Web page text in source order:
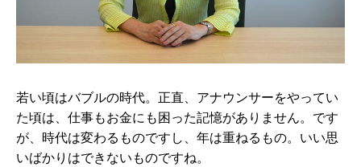
若い頃はバブルの時代。正直、アナウンサーをやってい
た頃は、仕事もお金にも困った記憶がありません。です
が、時代は変わるものですし、年は重ねるもの。いい思
いばかりはできないものですね。